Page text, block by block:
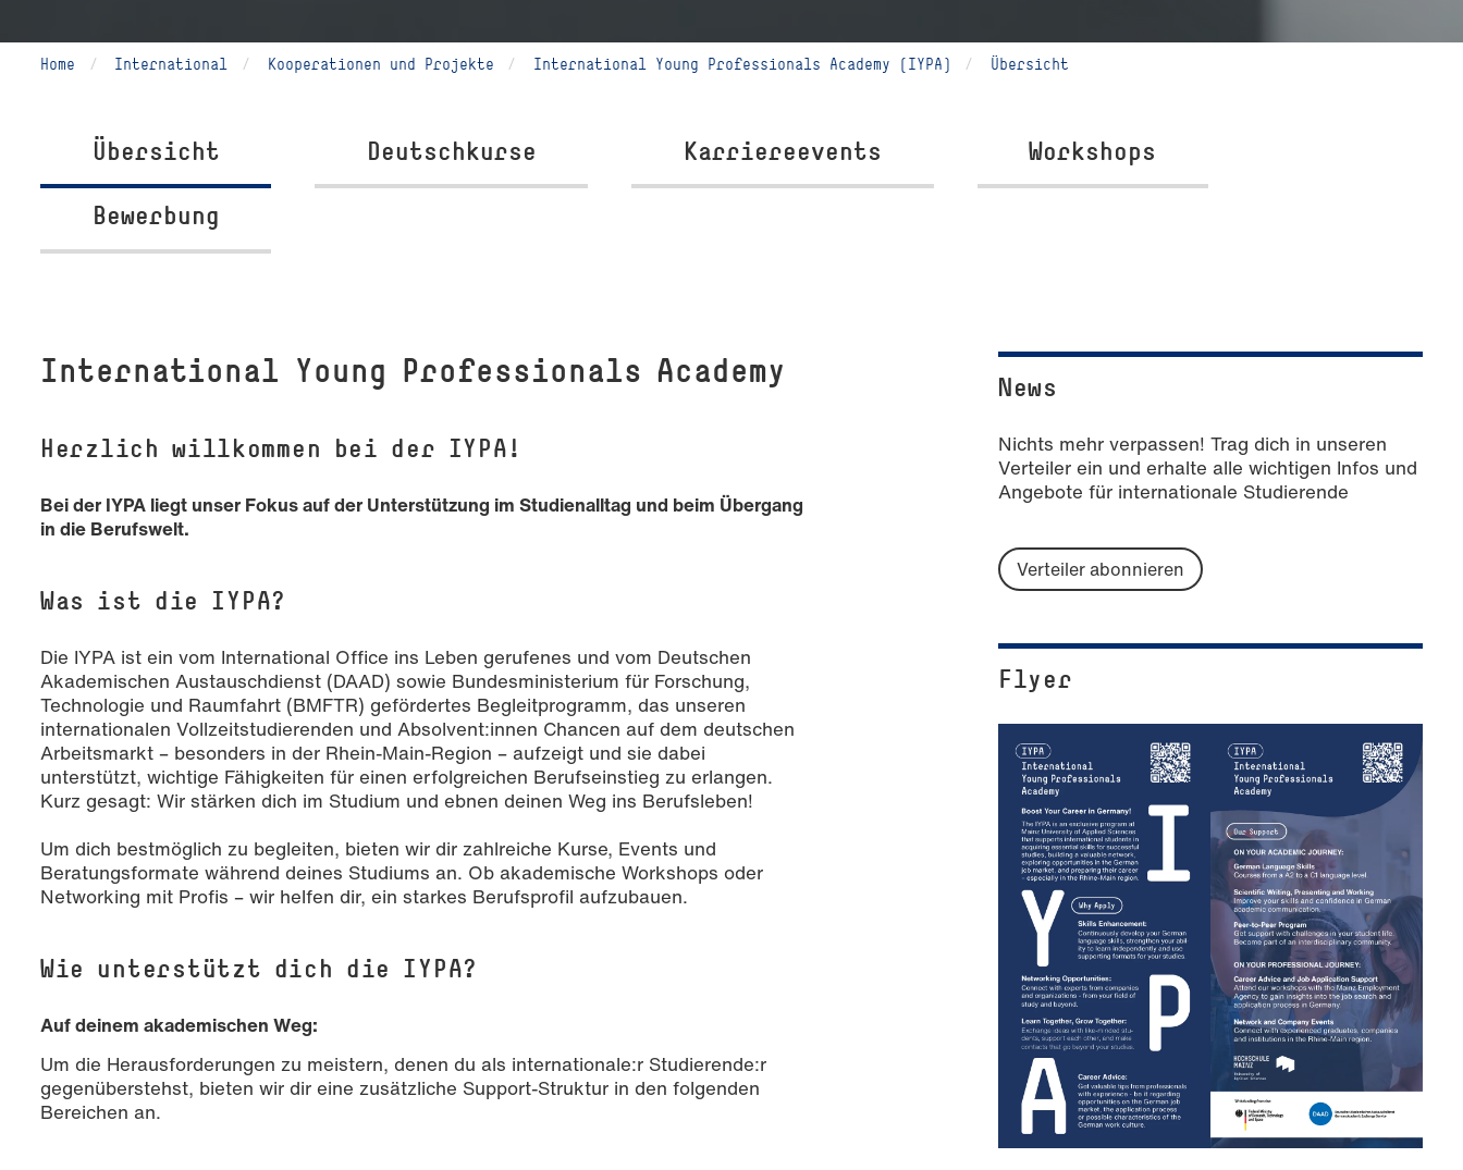
Home International Kooperationen und Projekte International Young Professionals Academy (IYPA) Übersicht
Übersicht Deutschkurse Karriereevents Workshops
Bewerbung
In­ter­na­tio­nal Young Professionals Academy
Herzlich willkommen bei der IYPA!
Bei der IYPA liegt unser Fokus auf der Unterstützung im Studienalltag und beim Übergang
in die Berufswelt.
Was ist die IYPA?
Die IYPA ist ein vom International Office ins Leben gerufenes und vom Deutschen
Akademischen Austauschdienst (DAAD) sowie Bundesministerium für Forschung,
Technologie und Raumfahrt (BMFTR) gefördertes Begleitprogramm, das unseren
internationalen Vollzeitstudierenden und Absolvent:innen Chancen auf dem deutschen
Arbeitsmarkt – besonders in der Rhein-Main-Region – aufzeigt und sie dabei
unterstützt, wichtige Fähigkeiten für einen erfolgreichen Berufseinstieg zu erlangen.
Kurz gesagt: Wir stärken dich im Studium und ebnen deinen Weg ins Berufsleben!
Um dich bestmöglich zu begleiten, bieten wir dir zahlreiche Kurse, Events und
Beratungsformate während deines Studiums an. Ob akademische Workshops oder
Networking mit Profis – wir helfen dir, ein starkes Berufsprofil aufzubauen.
Wie unterstützt dich die IYPA?
Auf deinem akademischen Weg:
Um die Herausforderungen zu meistern, denen du als internationale:r Studierende:r
gegenüberstehst, bieten wir dir eine zusätzliche Support-Struktur in den folgenden
Bereichen an.
News
Nichts mehr verpassen! Trag dich in unseren
Verteiler ein und erhalte alle wichtigen Infos und
Angebote für internationale Studierende
Verteiler abonnieren
Flyer